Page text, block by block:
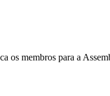
os membros para a